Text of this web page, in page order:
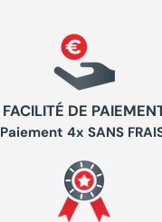
FACILITÉ DE
Paiement 4x SANS